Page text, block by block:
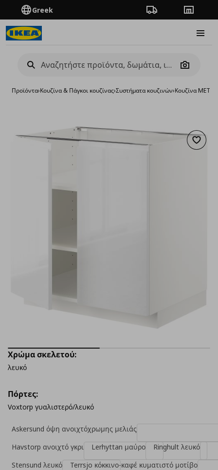
Greek Πορεία παραγγελίας
Camera
Προϊόντα›Κουζίνα & Πάγκοι κουζίνας›Συστήματα κουζινών›Κουζίνα
Χρώμα σκελετού:
λευκό
Πόρτες:
Voxtorp γυαλιστερό/λευκό
Askersund όψη ανοιχτόχρωμης μελιάς
Havstorp ανοιχτό γκρι
Lerhyttan μαύρο
Ringhult λευκό
Stensund λευκό
Terrsjo κόκκινο-καφέ κυματιστό μοτίβο